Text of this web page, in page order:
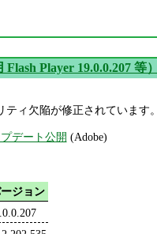
Player 19.0.0.207 等）
ィ欠陥が修正されています。
デート公開 (Adobe)
ジョン